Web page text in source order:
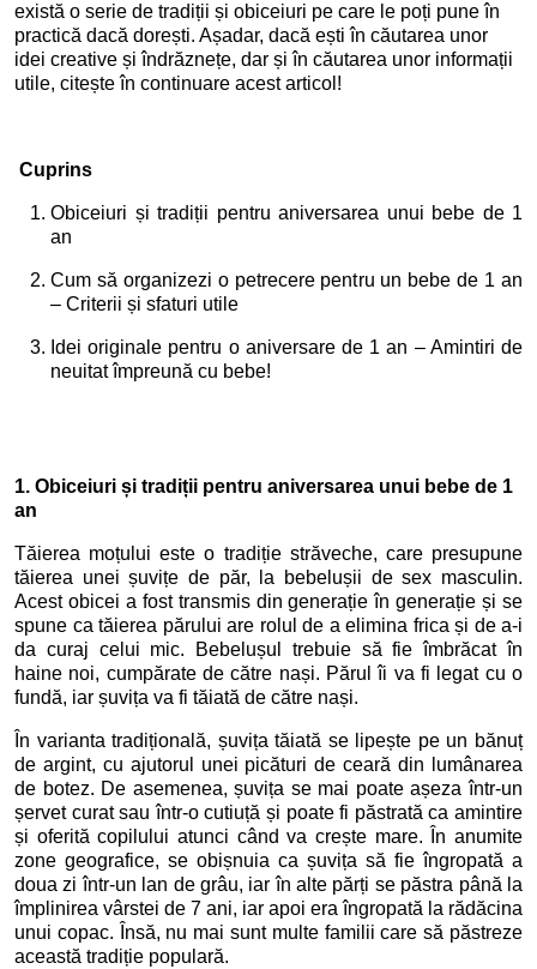
există o serie de tradiții și obiceiuri pe care le poți pune în
practică dacă dorești. Așadar, dacă ești în căutarea unor
idei creative și îndrăznețe, dar și în căutarea unor informații
utile, citește în continuare acest articol!
Cuprins
Obiceiuri și tradiții pentru aniversarea unui bebe de 1
an
Cum să organizezi o petrecere pentru un bebe de 1 an
– Criterii și sfaturi utile
Idei originale pentru o aniversare de 1 an – Amintiri de
neuitat împreună cu bebe!
1. Obiceiuri și tradiții pentru aniversarea unui bebe de 1
an
Tăierea moțului este o tradiție străveche, care presupune
tăierea unei șuvițe de păr, la bebelușii de sex masculin.
Acest obicei a fost transmis din generație în generație și se
spune ca tăierea părului are rolul de a elimina frica și de a-i
da curaj celui mic. Bebelușul trebuie să fie îmbrăcat în
haine noi, cumpărate de către nași. Părul îi va fi legat cu o
fundă, iar șuvița va fi tăiată de către nași.
În varianta tradițională, șuvița tăiată se lipește pe un bănuț
de argint, cu ajutorul unei picături de ceară din lumânarea
de botez. De asemenea, șuvița se mai poate așeza într-un
șervet curat sau într-o cutiuță și poate fi păstrată ca amintire
și oferită copilului atunci când va crește mare. În anumite
zone geografice, se obișnuia ca șuvița să fie îngropată a
doua zi într-un lan de grâu, iar în alte părți se păstra până la
împlinirea vârstei de 7 ani, iar apoi era îngropată la rădăcina
unui copac. Însă, nu mai sunt multe familii care să păstreze
această tradiție populară.